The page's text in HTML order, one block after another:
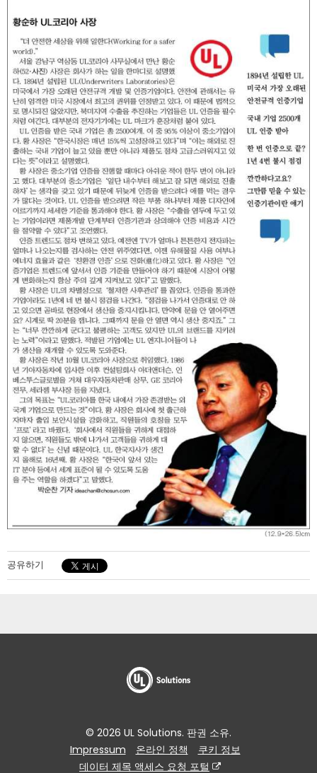
공유하기
© 2026 UL Solutions. 판권 소유.
Impressum
온라인 정책
쿠키 정보
데이터 제목 액세스 요청 포털